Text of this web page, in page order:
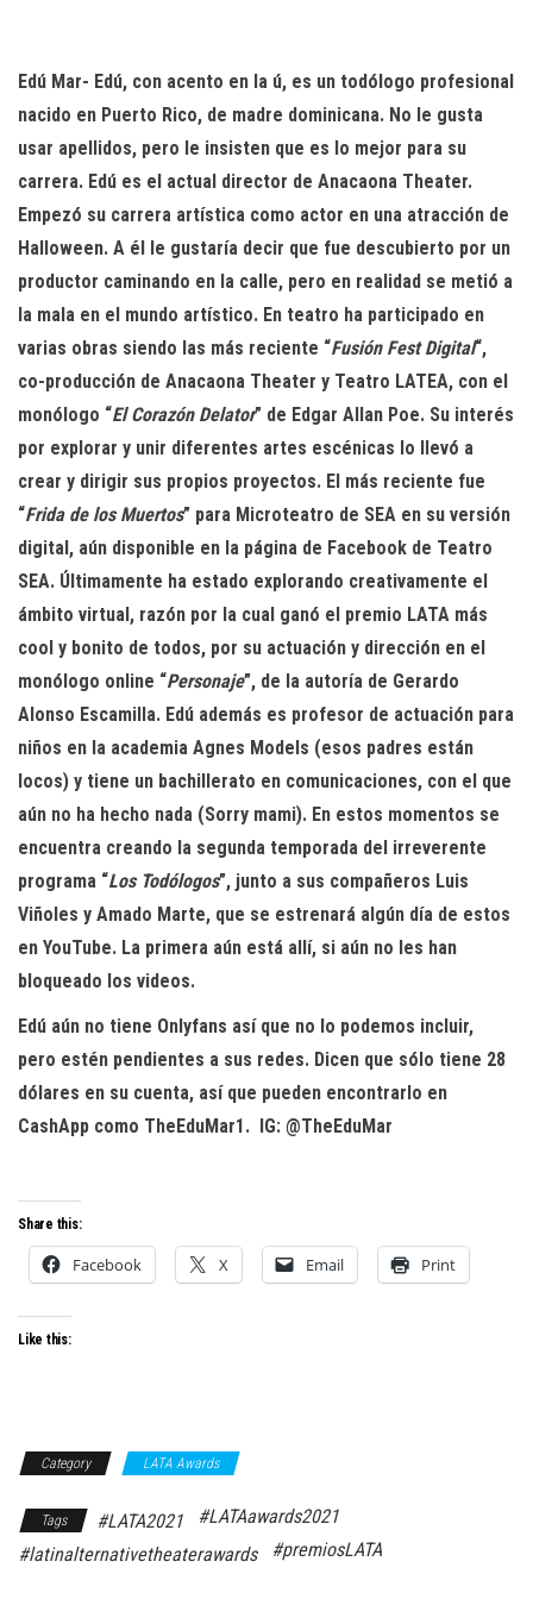
Edú Mar- Edú, con acento en la ú, es un todólogo profesional
nacido en Puerto Rico, de madre dominicana. No le gusta
usar apellidos, pero le insisten que es lo mejor para su
carrera. Edú es el actual director de Anacaona Theater.
Empezó su carrera artística como actor en una atracción de
Halloween. A él le gustaría decir que fue descubierto por un
productor caminando en la calle, pero en realidad se metió a
la mala en el mundo artístico. En teatro ha participado en
varias obras siendo las más reciente “Fusión Fest Digital“,
co-producción de Anacaona Theater y Teatro LATEA, con el
monólogo “El Corazón Delator” de Edgar Allan Poe. Su interés
por explorar y unir diferentes artes escénicas lo llevó a
crear y dirigir sus propios proyectos. El más reciente fue
“Frida de los Muertos” para Microteatro de SEA en su versión
digital, aún disponible en la página de Facebook de Teatro
SEA. Últimamente ha estado explorando creativamente el
ámbito virtual, razón por la cual ganó el premio LATA más
cool y bonito de todos, por su actuación y dirección en el
monólogo online “Personaje”, de la autoría de Gerardo
Alonso Escamilla. Edú además es profesor de actuación para
niños en la academia Agnes Models (esos padres están
locos) y tiene un bachillerato en comunicaciones, con el que
aún no ha hecho nada (Sorry mami). En estos momentos se
encuentra creando la segunda temporada del irreverente
programa “Los Todólogos”, junto a sus compañeros Luis
Viñoles y Amado Marte, que se estrenará algún día de estos
en YouTube. La primera aún está allí, si aún no les han
bloqueado los videos.
Edú aún no tiene Onlyfans así que no lo podemos incluir,
pero estén pendientes a sus redes. Dicen que sólo tiene 28
dólares en su cuenta, así que pueden encontrarlo en
CashApp como TheEduMar1. IG: @TheEduMar
Share this:
Facebook X Email Print
Like this:
Category LATA Awards
Tags #LATA2021
#LATAawards2021
#latinalternativetheaterawards
#premiosLATA